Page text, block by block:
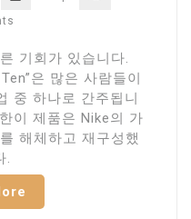
기회가 있습니다.
은 많은 사람들이
중 하나로 간주됩니
이 제품은 Nike의 가
해체하고 재구성했
.